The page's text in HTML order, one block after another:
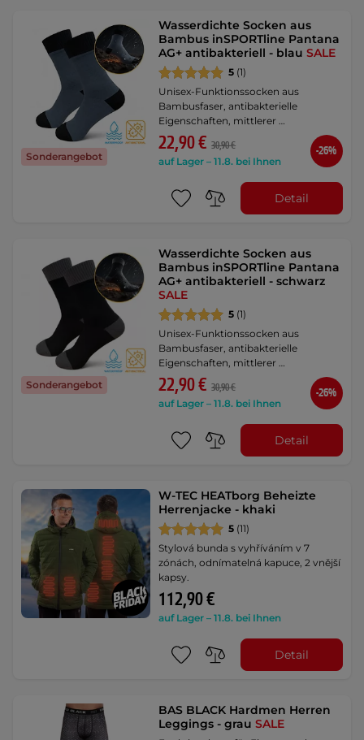
Sonderangebot
Wasserdichte Socken aus
Bambus inSPORTline Pantana
AG+ antibakteriell - blauSALE
5 (1)
Unisex-Funktionssocken aus
Bambusfaser, antibakterielle
Eigenschaften, mittlerer …
22,90 € 30,90 €
auf Lager – 11.8. bei Ihnen
-26%
Detail
Sonderangebot
Wasserdichte Socken aus
Bambus inSPORTline Pantana
AG+ antibakteriell - schwarz
SALE
5 (1)
Unisex-Funktionssocken aus
Bambusfaser, antibakterielle
Eigenschaften, mittlerer …
22,90 € 30,90 €
auf Lager – 11.8. bei Ihnen
-26%
Detail
W-TEC HEATborg Beheizte
Herrenjacke - khaki
5 (11)
Stylová bunda s vyhříváním v 7
zónách, odnímatelná kapuce, 2 vnější
kapsy.
112,90 €
auf Lager – 11.8. bei Ihnen
Detail
BAS BLACK Hardmen Herren
Leggings - grauSALE